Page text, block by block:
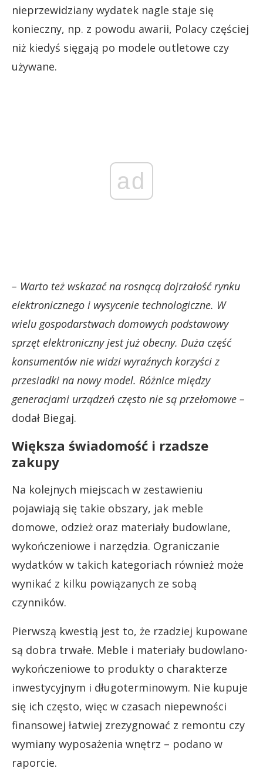
nieprzewidziany wydatek nagle staje się
konieczny, np. z powodu awarii, Polacy częściej
niż kiedyś sięgają po modele outletowe czy
używane.
ad
– Warto też wskazać na rosnącą dojrzałość rynku
elektronicznego i wysycenie technologiczne. W
wielu gospodarstwach domowych podstawowy
sprzęt elektroniczny jest już obecny. Duża część
konsumentów nie widzi wyraźnych korzyści z
przesiadki na nowy model. Różnice między
generacjami urządzeń często nie są przełomowe –
dodał Biegaj.
Większa świadomość i rzadsze
zakupy
Na kolejnych miejscach w zestawieniu
pojawiają się takie obszary, jak meble
domowe, odzież oraz materiały budowlane,
wykończeniowe i narzędzia. Ograniczanie
wydatków w takich kategoriach również może
wynikać z kilku powiązanych ze sobą
czynników.
Pierwszą kwestią jest to, że rzadziej kupowane
są dobra trwałe. Meble i materiały budowlano-
wykończeniowe to produkty o charakterze
inwestycyjnym i długoterminowym. Nie kupuje
się ich często, więc w czasach niepewności
finansowej łatwiej zrezygnować z remontu czy
wymiany wyposażenia wnętrz – podano w
raporcie.